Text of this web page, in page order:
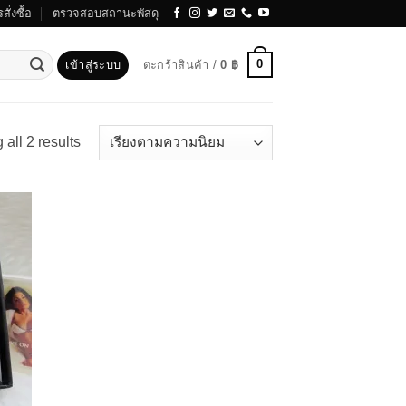
สั่งซื้อ ตรวจสอบสถานะพัสดุ
เข้าสู่ระบบ ตะกร้าสินค้า /0 ฿ 0
all 2 resultsSorted